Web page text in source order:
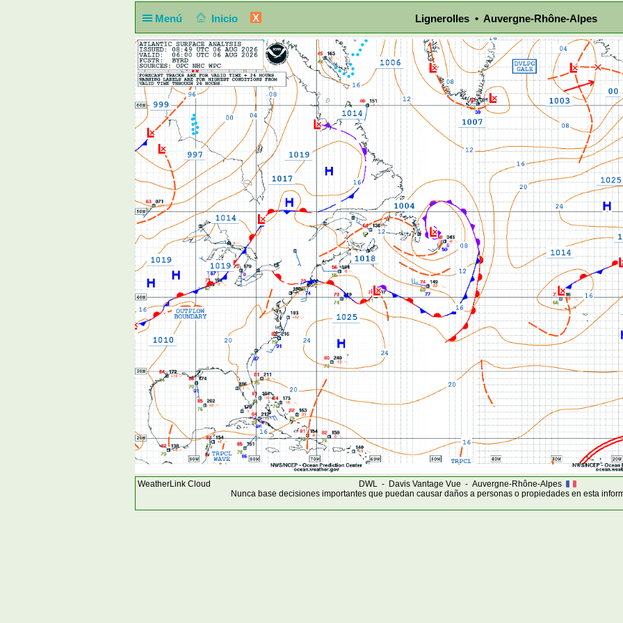
Menú Inicio X Lignerolles • Auvergne-Rhône-Alpes
WeatherLink Cloud
DWL - Davis Vantage Vue - Auvergne-Rhône-Alpes
Nunca base decisiones importantes que puedan causar daños a personas o propiedades en esta